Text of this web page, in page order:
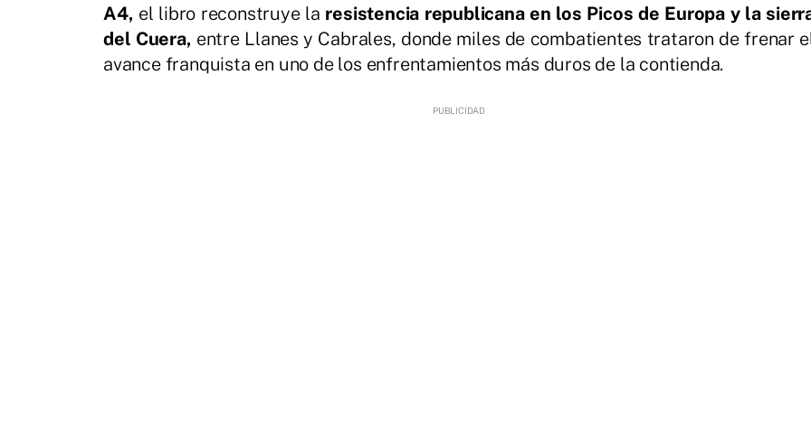
A4, el libro reconstruye la resistencia republicana en los Picos de Europa y la
del Cuera, entre Llanes y Cabrales, donde miles de combatientes trataron de frenar
avance franquista en uno de los enfrentamientos más duros de la contienda.